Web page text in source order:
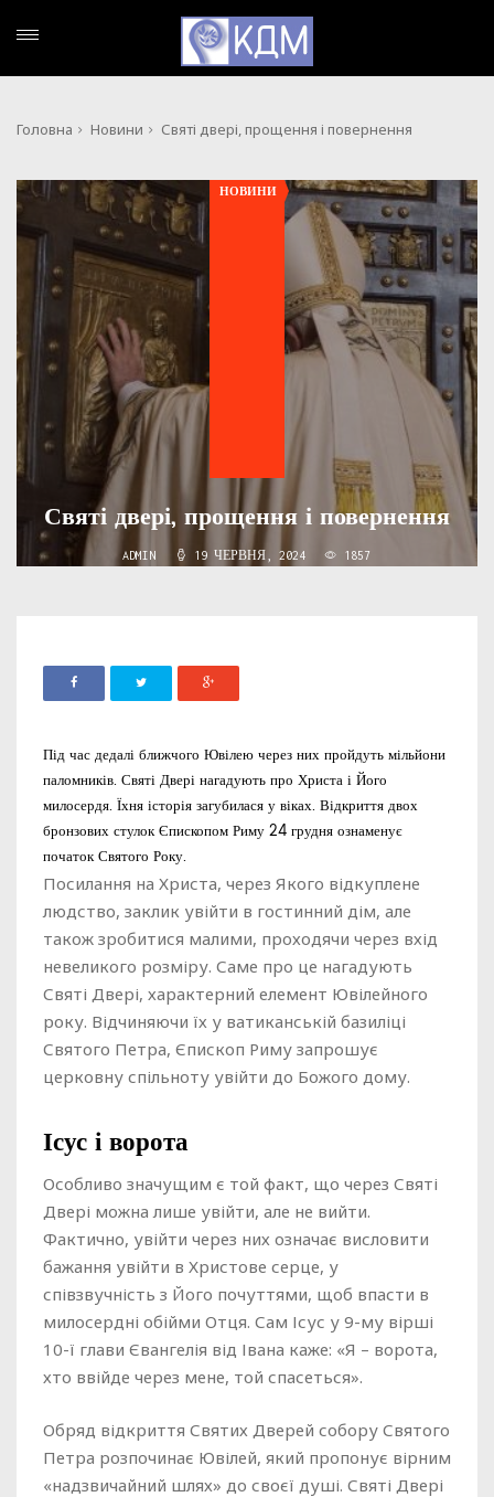
Головна Новини Святі двері, прощення і повернення
НОВИНИ
Святі двері, прощення і повернення
ADMIN 19 ЧЕРВНЯ, 2024 1857
Під час дедалі ближчого Ювілею через них пройдуть мільйони
паломників. Святі Двері нагадують про Христа і Його
милосердя. Їхня історія загубилася у віках. Відкриття двох
бронзових стулок Єпископом Риму 24 грудня ознаменує
початок Святого Року.
Посилання на Христа, через Якого відкуплене
людство, заклик увійти в гостинний дім, але
також зробитися малими, проходячи через вхід
невеликого розміру. Саме про це нагадують
Святі Двері, характерний елемент Ювілейного
року. Відчиняючи їх у ватиканській базиліці
Святого Петра, Єпископ Риму запрошує
церковну спільноту увійти до Божого дому.
Ісус і ворота
Особливо значущим є той факт, що через Святі
Двері можна лише увійти, але не вийти.
Фактично, увійти через них означає висловити
бажання увійти в Христове серце, у
співзвучність з Його почуттями, щоб впасти в
милосердні обійми Отця. Сам Ісус у 9-му вірші
10-ї глави Євангелія від Івана каже: «Я – ворота,
хто ввійде через мене, той спасеться».
Обряд відкриття Святих Дверей собору Святого
Петра розпочинає Ювілей, який пропонує вірним
«надзвичайний шлях» до своєї душі. Святі Двері